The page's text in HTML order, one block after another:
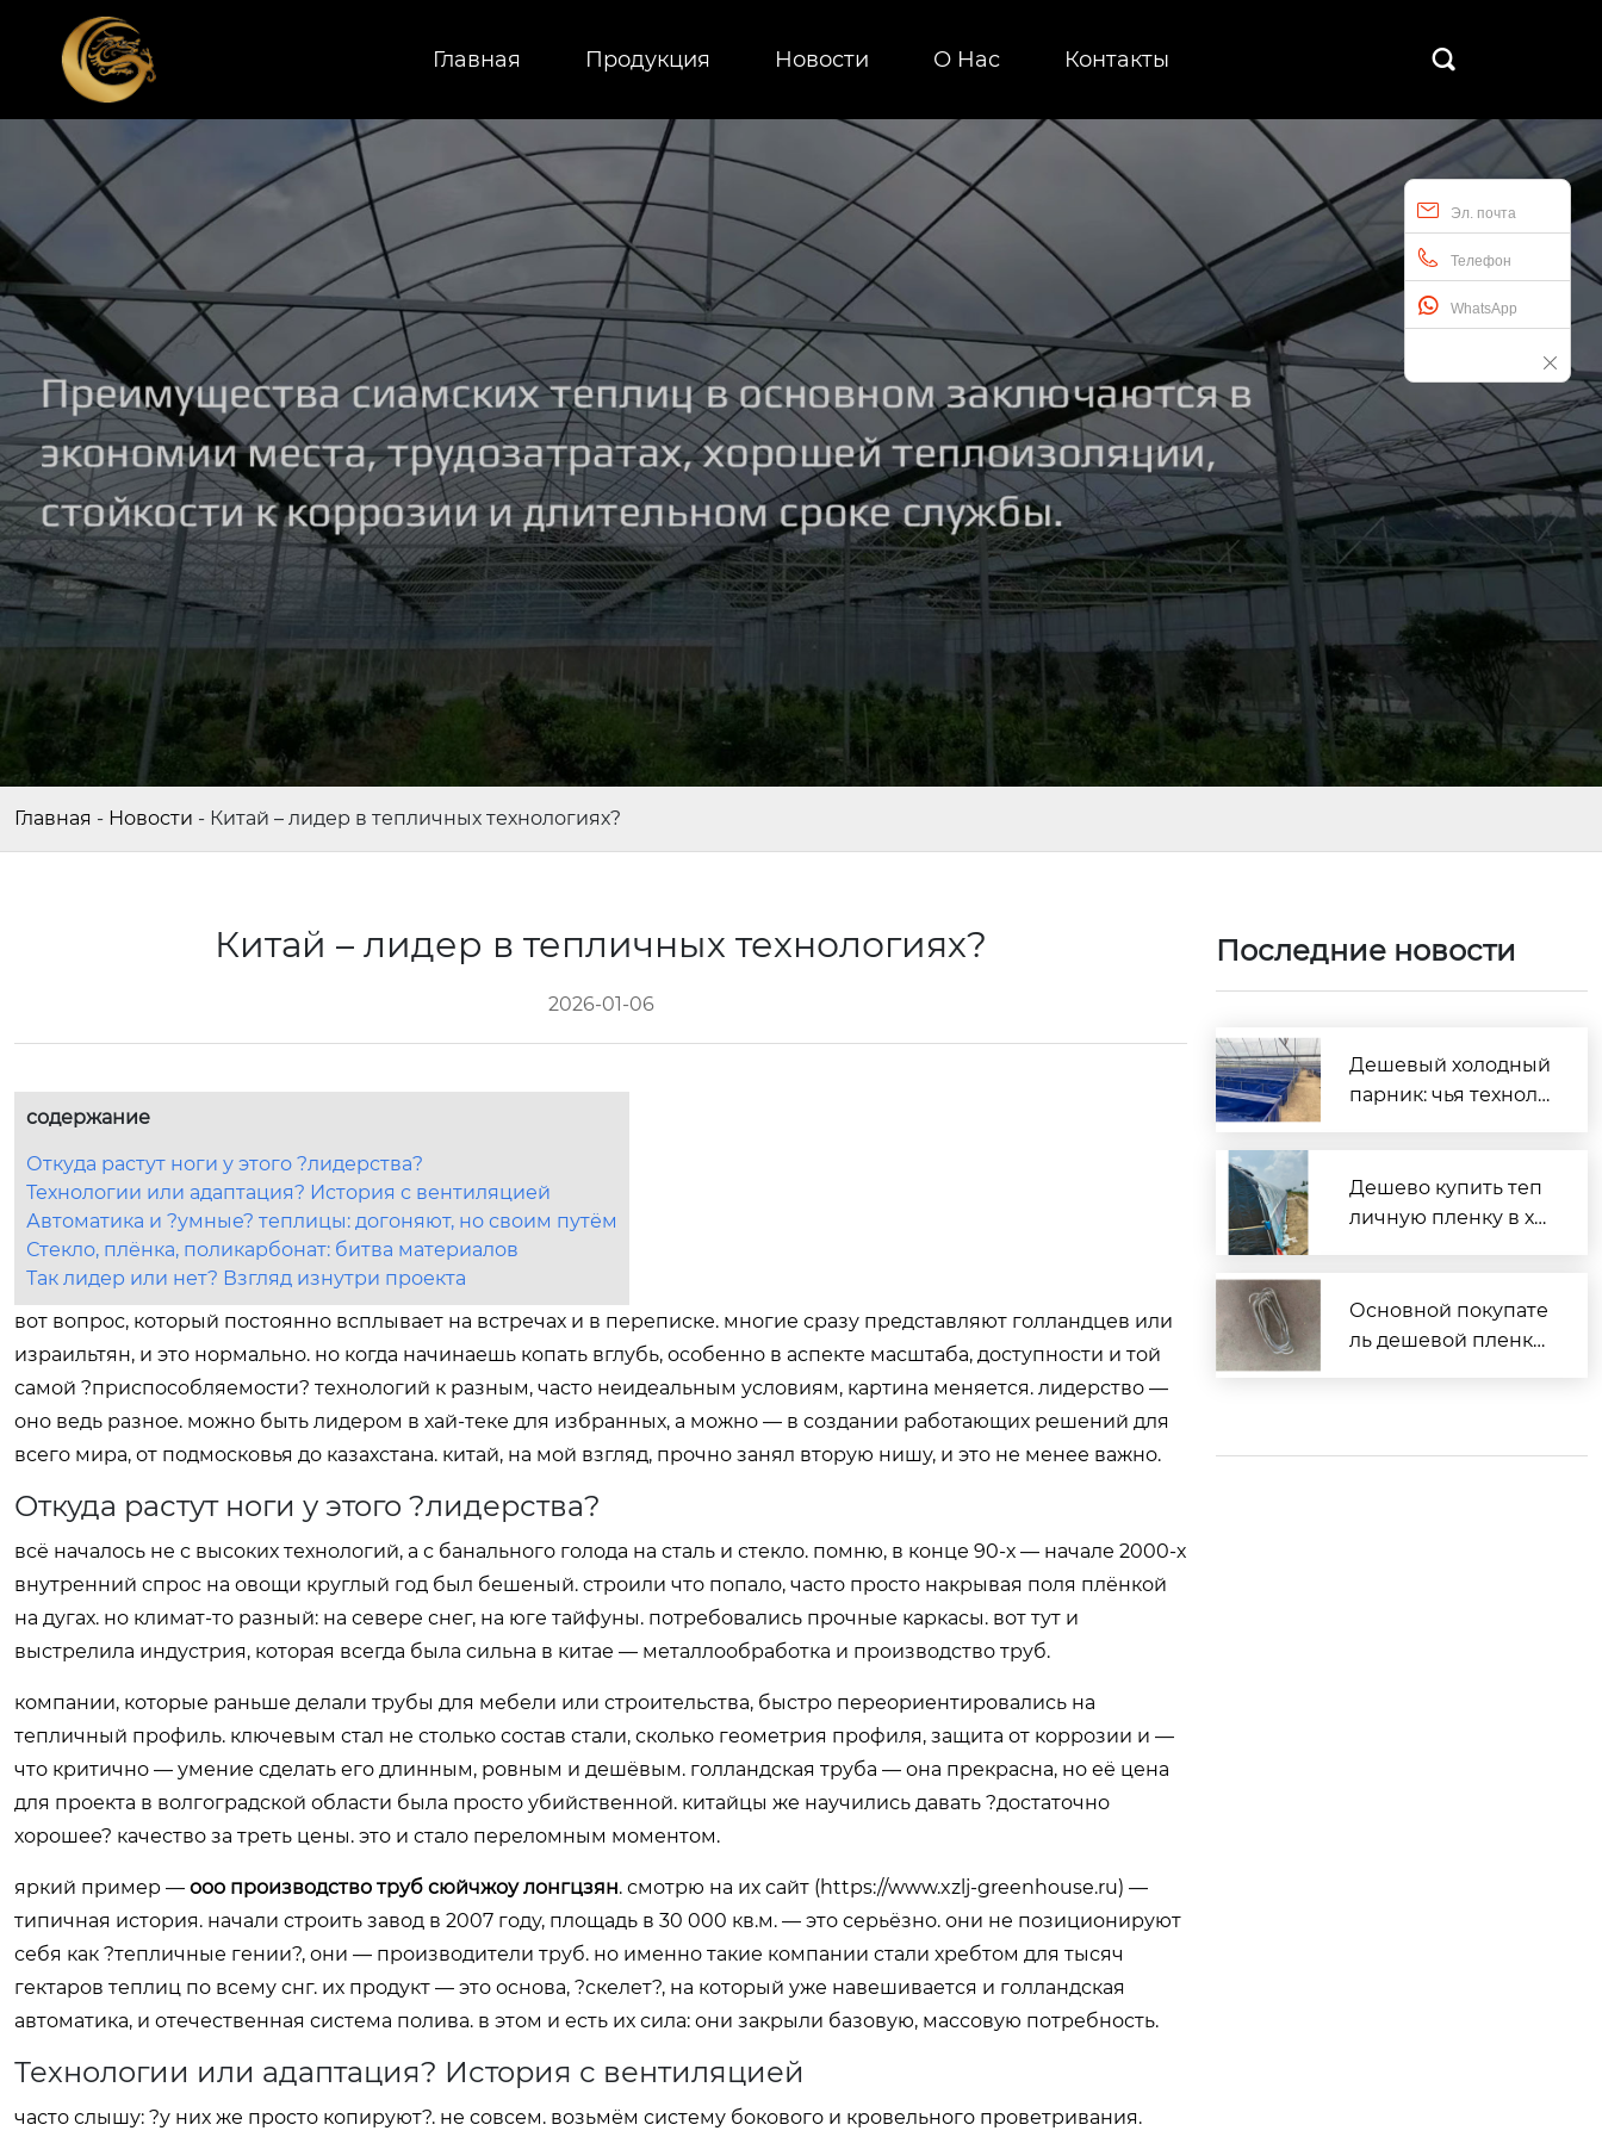
Главная Продукция Новости О Hас Контакты 
Эл. почта
Телефон
WhatsApp
Главная - Новости - Китай – лидер в тепличных технологиях?
Китай – лидер в тепличных технологиях?
2026-01-06
содержание
Откуда растут ноги у этого ?лидерства?
Технологии или адаптация? История с вентиляцией
Автоматика и ?умные? теплицы: догоняют, но своим путём
Стекло, плёнка, поликарбонат: битва материалов
Так лидер или нет? Взгляд изнутри проекта
вот вопрос, который постоянно всплывает на встречах и в переписке. многие сразу представляют голландцев или
израильтян, и это нормально. но когда начинаешь копать вглубь, особенно в аспекте масштаба, доступности и той
самой ?приспособляемости? технологий к разным, часто неидеальным условиям, картина меняется. лидерство —
оно ведь разное. можно быть лидером в хай-теке для избранных, а можно — в создании работающих решений для
всего мира, от подмосковья до казахстана. китай, на мой взгляд, прочно занял вторую нишу, и это не менее важно.
Откуда растут ноги у этого ?лидерства?
всё началось не с высоких технологий, а с банального голода на сталь и стекло. помню, в конце 90-х — начале 2000-х
внутренний спрос на овощи круглый год был бешеный. строили что попало, часто просто накрывая поля плёнкой
на дугах. но климат-то разный: на севере снег, на юге тайфуны. потребовались прочные каркасы. вот тут и
выстрелила индустрия, которая всегда была сильна в китае — металлообработка и производство труб.
компании, которые раньше делали трубы для мебели или строительства, быстро переориентировались на
тепличный профиль. ключевым стал не столько состав стали, сколько геометрия профиля, защита от коррозии и —
что критично — умение сделать его длинным, ровным и дешёвым. голландская труба — она прекрасна, но её цена
для проекта в волгоградской области была просто убийственной. китайцы же научились давать ?достаточно
хорошее? качество за треть цены. это и стало переломным моментом.
яркий пример — ооо производство труб сюйчжоу лонгцзян. смотрю на их сайт (https://www.xzlj-greenhouse.ru) —
типичная история. начали строить завод в 2007 году, площадь в 30 000 кв.м. — это серьёзно. они не позиционируют
себя как ?тепличные гении?, они — производители труб. но именно такие компании стали хребтом для тысяч
гектаров теплиц по всему снг. их продукт — это основа, ?скелет?, на который уже навешивается и голландская
автоматика, и отечественная система полива. в этом и есть их сила: они закрыли базовую, массовую потребность.
Технологии или адаптация? История с вентиляцией
часто слышу: ?у них же просто копируют?. не совсем. возьмём систему бокового и кровельного проветривания.
Последние новости
Дешевый холодный
парник: чья техноло
Дешево купить теп
личную пленку в хо
Основной покупате
ль дешевой пленки